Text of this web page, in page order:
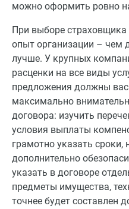
можно оформить ровно
При выборе
опыт организации – чем
лучше. У крупных
расценки на все виды
предложения должны
максимально
договора: изучить
условия выплаты
грамотно указать
дополнительно
указать в договоре
предметы имущества,
точнее будет составлен